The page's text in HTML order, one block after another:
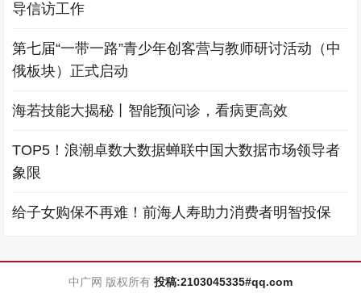
导信访工作
第七届“一带一路”青少年创客营与教师研讨活动（中
俄板块）正式启动
海若技能大揭秘丨智能预问诊，看病更高效
TOP5！浪潮卓数大数据蝉联中国大数据市场领导者
象限
给子女购保不再难！前海人寿助力消费者明智投保
中广网 版权所有 投稿:2103045335#qq.com